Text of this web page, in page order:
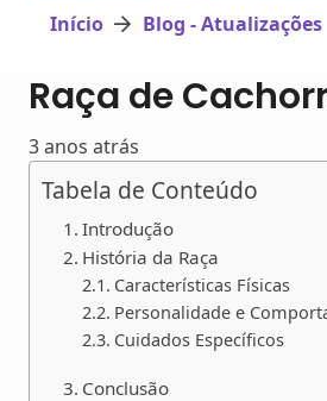
Início Blog - Atualizações
Raça de
3 anos atrás
Tabela de Conteúdo
Introdução
História da Raça
Características Físicas
Personalidade e
Cuidados Específicos
Conclusão